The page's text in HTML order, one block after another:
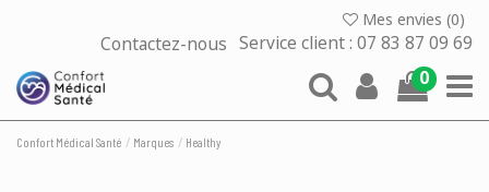
Mes envies (0)
Contactez-nous Service client : 07 83 87 09 69
0
Confort Médical Santé Marques Healthy